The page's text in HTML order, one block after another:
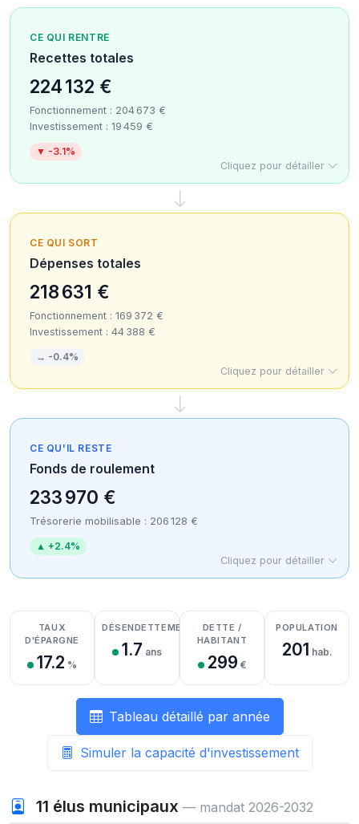
CE QUI RENTRE
Recettes totales
224 132 €
Fonctionnement : 204 673 €
Investissement : 19 459 €
▼ -3.1%
Cliquez pour détailler
CE QUI SORT
Dépenses totales
218 631 €
Fonctionnement : 169 372 €
Investissement : 44 388 €
→ -0.4%
Cliquez pour détailler
CE QU'IL RESTE
Fonds de roulement
233 970 €
Trésorerie mobilisable : 206 128 €
▲ +2.4%
Cliquez pour détailler
Détail des recettes
Détail des dépenses
Détail de la trésorerie
TAUX
D'ÉPARGNE
17.2 %
DÉSENDETTEMENT
1.7 ans
DETTE /
HABITANT
299 €
POPULATION
201 hab.
Tableau détaillé par année
Simuler la capacité d'investissement
11 élus municipaux — mandat 2026-2032